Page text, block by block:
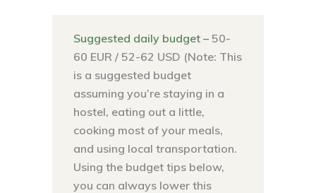
Suggested daily budget – 50-
60 EUR / 52-62 USD (Note: This
is a suggested budget
assuming you’re staying in a
hostel, eating out a little,
cooking most of your meals,
and using local transportation.
Using the budget tips below,
you can always lower this